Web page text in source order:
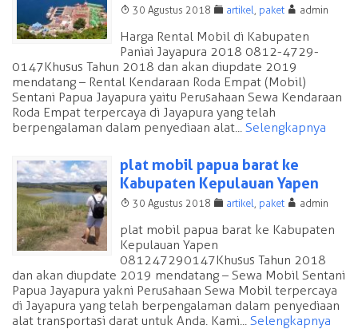
T 30 Agustus 2018 F artikel, paket A admin
Harga Rental Mobil di Kabupaten
Paniai Jayapura 2018 0812-4729-
0147 Khusus Tahun 2018 dan akan diupdate 2019
mendatang – Rental Kendaraan Roda Empat (Mobil)
Sentani Papua Jayapura yaitu Perusahaan Sewa Kendaraan
Roda Empat terpercaya di Jayapura yang telah
berpengalaman dalam penyediaan alat... Selengkapnya
plat mobil papua barat ke
Kabupaten Kepulauan Yapen
T 30 Agustus 2018 F artikel, paket A admin
plat mobil papua barat ke Kabupaten
Kepulauan Yapen
081247290147 Khusus Tahun 2018
dan akan diupdate 2019 mendatang – Sewa Mobil Sentani
Papua Jayapura yakni Perusahaan Sewa Mobil terpercaya
di Jayapura yang telah berpengalaman dalam penyediaan
alat transportasi darat untuk Anda. Kami... Selengkapnya